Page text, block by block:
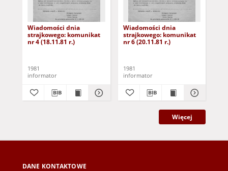
Wiadomości dnia
strajkowego: komunikat
nr 4 (18.11.81 r.)
1981
informator
Wiadomości dnia
strajkowego: komunikat
nr 6 (20.11.81 r.)
1981
informator
Więcej
DANE KONTAKTOWE